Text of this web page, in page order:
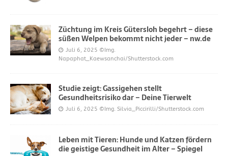
Züchtung im Kreis Gütersloh begehrt – diese
süßen Welpen bekommt nicht jeder – nw.de
Juli 6, 2025 ©Img.
Napaphat_Kaewsanchai/Shutterstock.com
Studie zeigt: Gassigehen stellt
Gesundheitsrisiko dar – Deine Tierwelt
Juli 6, 2025 ©Img. Silvia_Piccirilli/Shutterstock.com
Leben mit Tieren: Hunde und Katzen fördern
die geistige Gesundheit im Alter – Spiegel